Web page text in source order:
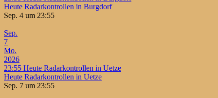
Heute Radarkontrollen in Burgdorf
Sep. 4 um 23:55
Sep.
7
Mo.
2026
23:55 Heute Radarkontrollen in Uetze
Heute Radarkontrollen in Uetze
Sep. 7 um 23:55